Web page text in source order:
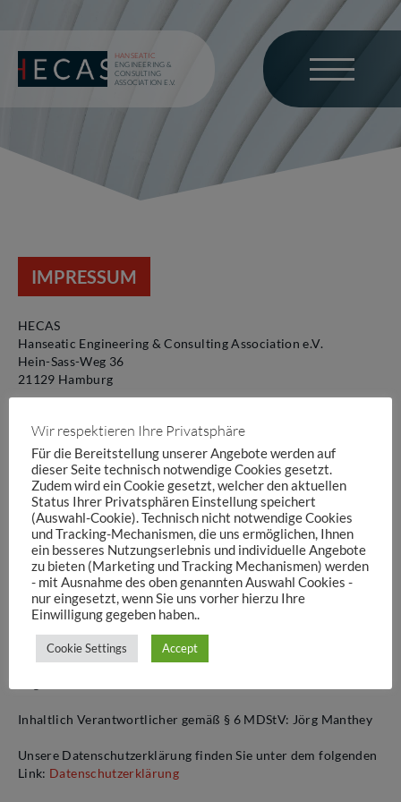
HANSEATIC
ENGINEERING &
CONSULTING
ASSOCIATION E.V.
IMPRESSUM
HECAS
Hanseatic Engineering & Consulting Association e.V.
Hein-Sass-Weg 36
21129 Hamburg
E-Mail: info@hecas-ev.de
Internet: www.hecas-ev.de
1. Vorsitzender – Jörg Manthey, Tel. +49 172 40 85 533
2. Vorsitzender – Holger Alsago, Tel. +49 40 317 666-41
Schatzmeister & Pressesprecher – Rüdiger Ebeling, Tel. +49
151 58802974
Vertretungsberechtigter Vorstand:
Jörg Manthey (1. Vorsitzender), Holger Alsago (2.
Registergericht: Amtsgericht Hamburg
Inhaltlich Verantwortlicher gemäß § 6 MDStV: Jörg Manthey
Unsere Datenschutzerklärung finden Sie unter dem folgenden
Link: Datenschutzerklärung
Wir respektieren Ihre Privatsphäre
Für die Bereitstellung unserer Angebote werden auf
dieser Seite technisch notwendige Cookies gesetzt.
Zudem wird ein Cookie gesetzt, welcher den aktuellen
Status Ihrer Privatsphären Einstellung speichert
(Auswahl-Cookie). Technisch nicht notwendige Cookies
und Tracking-Mechanismen, die uns ermöglichen, Ihnen
ein besseres Nutzungserlebnis und individuelle Angebote
zu bieten (Marketing und Tracking Mechanismen) werden
- mit Ausnahme des oben genannten Auswahl Cookies -
nur eingesetzt, wenn Sie uns vorher hierzu Ihre
Einwilligung gegeben haben..
Cookie Settings Accept